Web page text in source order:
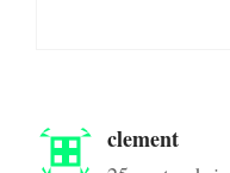
clement